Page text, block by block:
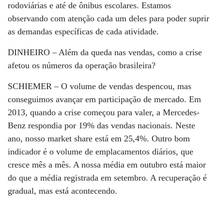
rodoviárias e até de ônibus escolares. Estamos
observando com atenção cada um deles para poder suprir
as demandas específicas de cada atividade.
DINHEIRO –Além da queda nas vendas, como a crise
afetou os números da operação brasileira?
SCHIEMER –O volume de vendas despencou, mas
conseguimos avançar em participação de mercado. Em
2013, quando a crise começou para valer, a Mercedes-
Benz respondia por 19% das vendas nacionais. Neste
ano, nosso market share está em 25,4%. Outro bom
indicador é o volume de emplacamentos diários, que
cresce mês a mês. A nossa média em outubro está maior
do que a média registrada em setembro. A recuperação é
gradual, mas está acontecendo.